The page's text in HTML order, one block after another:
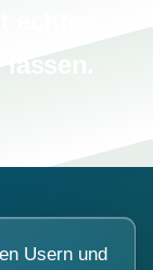
Usern und